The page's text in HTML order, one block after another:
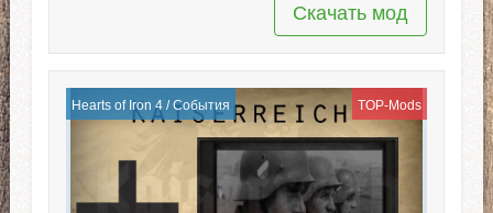
Скачать мод
Hearts of Iron 4/События TOP-Mods